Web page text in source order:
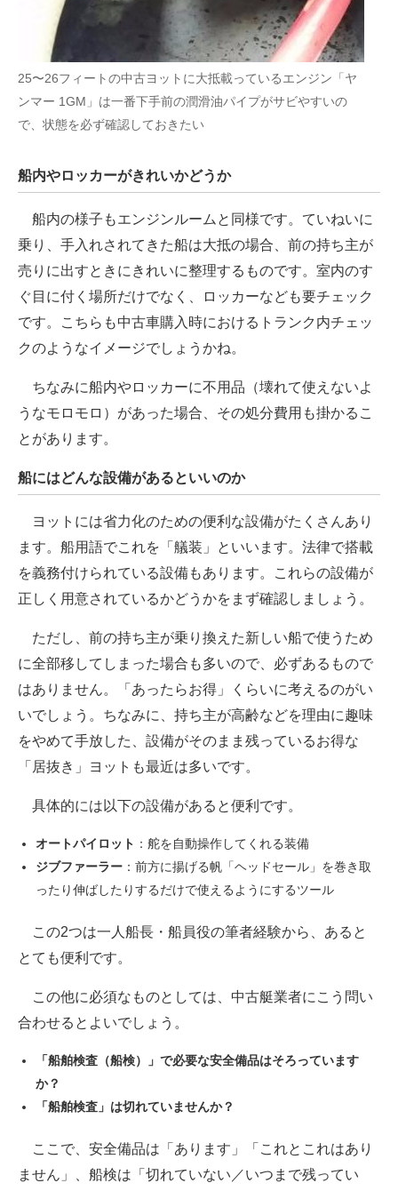
25〜26フィートの中古ヨットに大抵載っているエンジン「ヤ
ンマー 1GM」は一番下手前の潤滑油パイプがサビやすいの
で、状態を必ず確認しておきたい
船内やロッカーがきれいかどうか
船内の様子もエンジンルームと同様です。ていねいに
乗り、手入れされてきた船は大抵の場合、前の持ち主が
売りに出すときにきれいに整理するものです。室内のす
ぐ目に付く場所だけでなく、ロッカーなども要チェック
です。こちらも中古車購入時におけるトランク内チェッ
クのようなイメージでしょうかね。
ちなみに船内やロッカーに不用品（壊れて使えないよ
うなモロモロ）があった場合、その処分費用も掛かるこ
とがあります。
船にはどんな設備があるといいのか
ヨットには省力化のための便利な設備がたくさんあり
ます。船用語でこれを「艤装」といいます。法律で搭載
を義務付けられている設備もあります。これらの設備が
正しく用意されているかどうかをまず確認しましょう。
ただし、前の持ち主が乗り換えた新しい船で使うため
に全部移してしまった場合も多いので、必ずあるもので
はありません。「あったらお得」くらいに考えるのがい
いでしょう。ちなみに、持ち主が高齢などを理由に趣味
をやめて手放した、設備がそのまま残っているお得な
「居抜き」ヨットも最近は多いです。
具体的には以下の設備があると便利です。
オートパイロット ：舵を自動操作してくれる装備
ジブファーラー ：前方に揚げる帆「ヘッドセール」を巻き取
ったり伸ばしたりするだけで使えるようにするツール
この2つは一人船長・船員役の筆者経験から、あると
とても便利です。
この他に必須なものとしては、中古艇業者にこう問い
合わせるとよいでしょう。
「船舶検査（船検）」で必要な安全備品はそろっています
か？
「船舶検査」は切れていませんか？
ここで、安全備品は「あります」「これとこれはあり
ません」、船検は「切れていない／いつまで残ってい